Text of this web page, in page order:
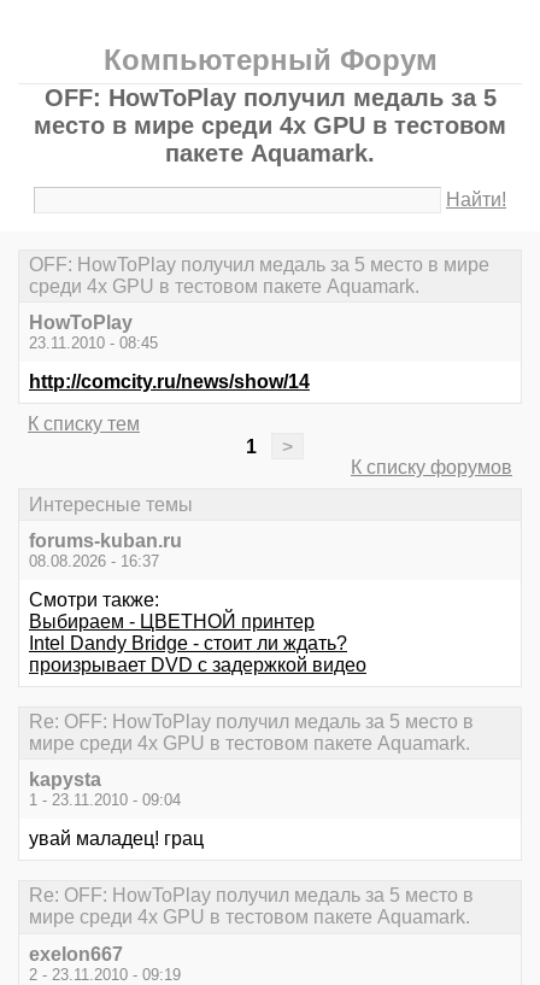
Компьютерный Форум
OFF: HowToPlay получил медаль за 5
место в мире среди 4х GPU в тестовом
пакете Aquamark.
Найти!
OFF: HowToPlay получил медаль за 5 место в мире
среди 4х GPU в тестовом пакете Aquamark.
HowToPlay
23.11.2010 - 08:45
http://comcity.ru/news/show/14
К списку тем
1
>
К списку форумов
Интересные темы
forums-kuban.ru
08.08.2026 - 16:37
Смотри также:
Выбираем - ЦВЕТНОЙ принтер
Intel Dandy Bridge - стоит ли ждать?
произрывает DVD c задержкой видео
Re: OFF: HowToPlay получил медаль за 5 место в
мире среди 4х GPU в тестовом пакете Aquamark.
kapysta
1 - 23.11.2010 - 09:04
увай маладец! грац
Re: OFF: HowToPlay получил медаль за 5 место в
мире среди 4х GPU в тестовом пакете Aquamark.
exelon667
2 - 23.11.2010 - 09:19